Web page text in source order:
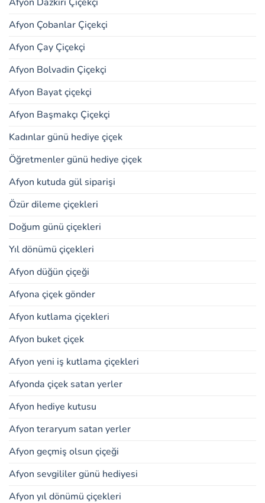
Afyon Çobanlar Çiçekçi
Afyon Çay Çiçekçi
Afyon Bolvadin Çiçekçi
Afyon Bayat çiçekçi
Afyon Başmakçı Çiçekçi
Kadınlar günü hediye çiçek
Öğretmenler günü hediye çiçek
Afyon kutuda gül siparişi
Özür dileme çiçekleri
Doğum günü çiçekleri
Yıl dönümü çiçekleri
Afyon düğün çiçeği
Afyona çiçek gönder
Afyon kutlama çiçekleri
Afyon buket çiçek
Afyon yeni iş kutlama çiçekleri
Afyonda çiçek satan yerler
Afyon hediye kutusu
Afyon teraryum satan yerler
Afyon geçmiş olsun çiçeği
Afyon sevgililer günü hediyesi
Afyon yıl dönümü çiçekleri